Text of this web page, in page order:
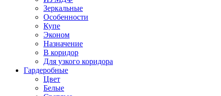
Зеркальные
Особенности
Купе
Эконом
Назначение
В коридор
Для узкого коридора
Гардеробные
Цвет
Белые